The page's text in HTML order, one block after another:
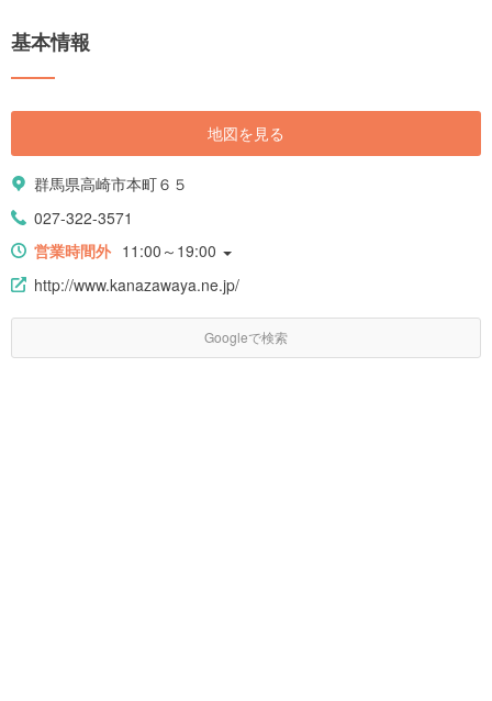
基本情報
地図を見る
群馬県高崎市本町６５
027-322-3571
営業時間外 11:00～19:00
http://www.kanazawaya.ne.jp/
Googleで検索